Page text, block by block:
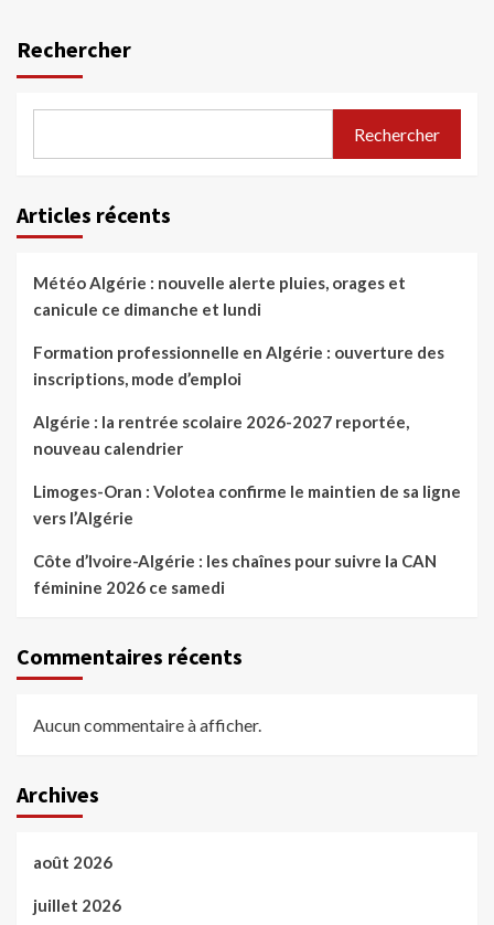
Rechercher
Rechercher
Articles récents
Météo Algérie : nouvelle alerte pluies, orages et
canicule ce dimanche et lundi
Formation professionnelle en Algérie : ouverture des
inscriptions, mode d’emploi
Algérie : la rentrée scolaire 2026-2027 reportée,
nouveau calendrier
Limoges-Oran : Volotea confirme le maintien de sa ligne
vers l’Algérie
Côte d’Ivoire-Algérie : les chaînes pour suivre la CAN
féminine 2026 ce samedi
Commentaires récents
Aucun commentaire à afficher.
Archives
août 2026
juillet 2026